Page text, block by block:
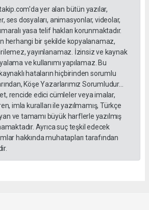
yer alan bütün yazılar,
ses dosyaları, animasyonlar, videolar,
yasa telif hakları korunmaktadır.
herhangi bir şekilde kopyalanamaz,
yayınlanamaz. İzinsiz ve kaynak
ve kullanımı yapılamaz. Bu
hataların hiçbirinden sorumlu
Köşe Yazarlarımız Sorumludur...
rencide edici cümleler veya imalar,
imla kuralları ile yazılmamış, Türkçe
ve tamamı büyük harflerle yazılmış
Ayrıca suç teşkil edecek
hakkında muhatapları tarafından